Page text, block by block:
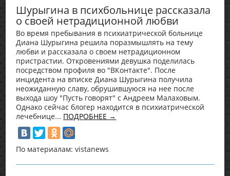
Шурыгина в психбольнице рассказала
о своей нетрадиционной любви
Во время пребывания в психиатрической больнице
Диана Шурыгина решила поразмышлять на тему
любви и рассказала о своем нетрадиционном
пристрастии. Откровениями девушка поделилась
посредством профиля во "ВКонтакте". После
инцидента на вписке Диана Шурыгина получила
неожиданную славу, обрушившуюся на нее после
выхода шоу "Пусть говорят" с Андреем Малаховым.
Однако сейчас блогер находится в психиатрической
лечебнице... ПОДРОБНЕЕ →
По материалам: vistanews